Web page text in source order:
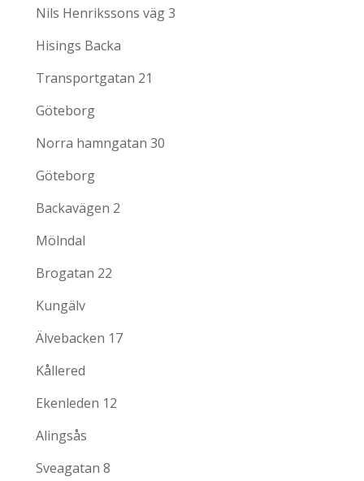
Nils Henrikssons väg 3
Hisings Backa
Transportgatan 21
Göteborg
Norra hamngatan 30
Göteborg
Backavägen 2
Mölndal
Brogatan 22
Kungälv
Älvebacken 17
Kållered
Ekenleden 12
Alingsås
Sveagatan 8